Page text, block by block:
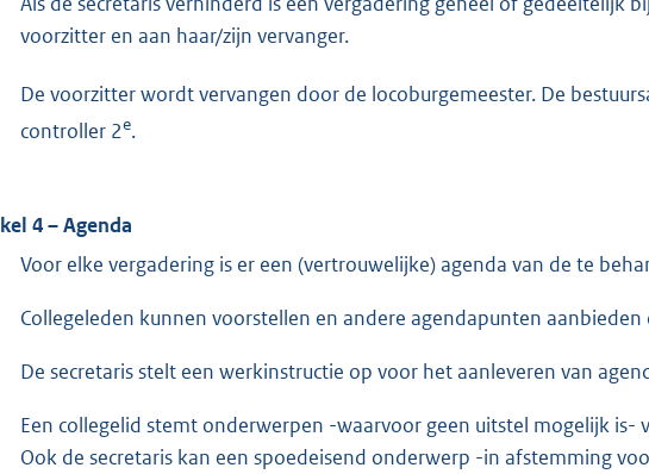
voorzitter en aan haar/zijn vervanger.
De voorzitter wordt vervangen door de locoburgemeester. De
controller 2e.
4 – Agenda
Voor elke vergadering is er een (vertrouwelijke) agenda van de te
Collegeleden kunnen voorstellen en andere agendapunten
De secretaris stelt een werkinstructie op voor het aanleveren van
Een collegelid stemt onderwerpen -waarvoor geen uitstel mogelijk is-
Ook de secretaris kan een spoedeisend onderwerp -in afstemming